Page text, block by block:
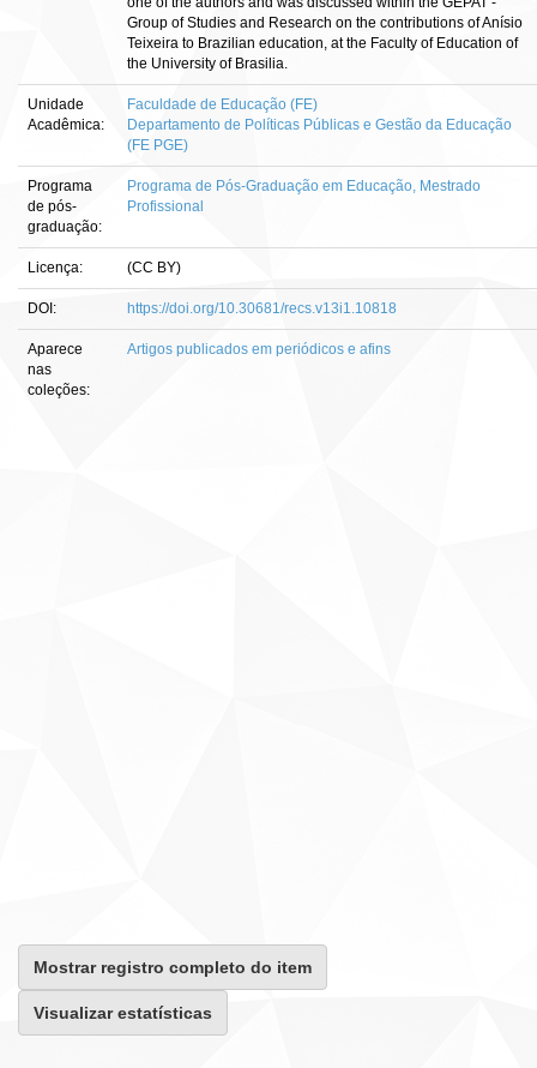
Group of Studies and Research on the contributions of Anísio
Teixeira to Brazilian education, at the Faculty of Education of
the University of Brasilia.
Unidade
Acadêmica:
Faculdade de Educação (FE)
Departamento de Políticas Públicas e Gestão da Educação
(FE PGE)
Programa
de pós-
graduação:
Programa de Pós-Graduação em Educação, Mestrado
Profissional
Licença: (CC BY)
DOI: https://doi.org/10.30681/recs.v13i1.10818
Aparece
nas
coleções:
Artigos publicados em periódicos e afins
Mostrar registro completo do item
Visualizar estatísticas